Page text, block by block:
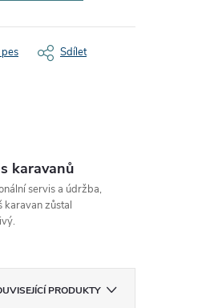
Sdílet
karavanů
servis a údržba,
karavan zůstal
PRODUKTY